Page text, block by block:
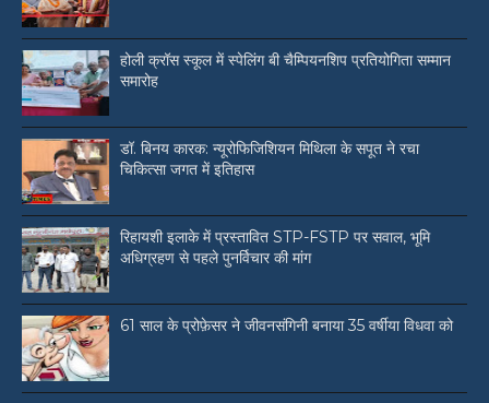
होली क्रॉस स्कूल में स्पेलिंग बी चैम्पियनशिप प्रतियोगिता सम्मान
समारोह
डॉ. बिनय कारक: न्यूरोफिजिशियन मिथिला के सपूत ने रचा
चिकित्सा जगत में इतिहास
रिहायशी इलाके में प्रस्तावित STP-FSTP पर सवाल, भूमि
अधिग्रहण से पहले पुनर्विचार की मांग
61 साल के प्रोफ़ेसर ने जीवनसंगिनी बनाया 35 वर्षीया विधवा को